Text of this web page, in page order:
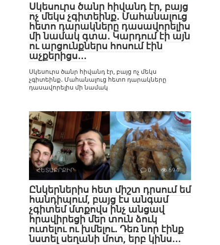
Սկեսուրս ծանր հիվանդ էր, բայց
ոչ մեկս չգիտեինք․ Մահանալուց
հետո դարակները դասավորելիս
մի նամակ գտա․ Կարդում էի այն
ու արցունքներս հոսում էին
աչքերիցս․․․
Սկեսուրս ծանր հիվանդ էր, բայց ոչ մեկս
չգիտեինք․ Մահանալուց հետո դարակները
դասավորելիս մի նամակ
ՀԵՏԱՔՐՔԻՐ 0 694
Ընկերներիս հետ միշտ դրսում եմ
հանդիպում, բայց էս անգամ
չգիտեմ մտքովս ինչ անցավ
հրավիրեցի մեր տուն ձուկ
ուտելու ու խմելու․ Դեռ նոր էինք
նստել սեղանի մոտ, երբ կինս․․․